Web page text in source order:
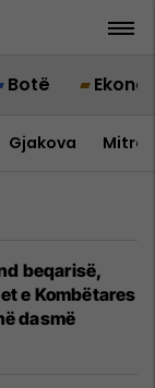
Botë
Gjakova
beqarisë,
e Kombëtares
dasmë